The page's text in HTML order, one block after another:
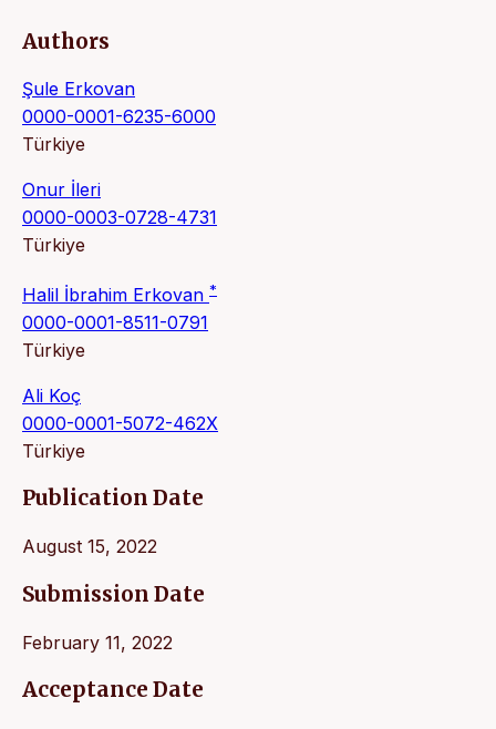
Authors
Şule Erkovan
0000-0001-6235-6000
Türkiye
Onur İleri
0000-0003-0728-4731
Türkiye
Halil İbrahim Erkovan *
0000-0001-8511-0791
Türkiye
Ali Koç
0000-0001-5072-462X
Türkiye
Publication Date
August 15, 2022
Submission Date
February 11, 2022
Acceptance Date